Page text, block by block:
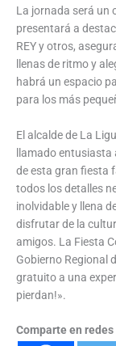
La jornada será un
presentará a
REY y otros,
llenas de ritmo y
habrá un espacio
para los más
El alcalde de La
llamado entusiasta
de esta gran fiesta
todos los detalles
inolvidable y llena
disfrutar de la
amigos. La Fiesta
Gobierno Regional
gratuito a una
pierdan!».
Comparte en